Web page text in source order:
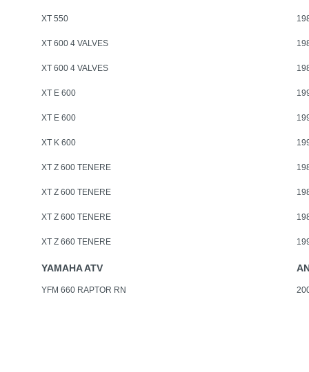
XT 550
XT 600 4 VALVES
XT 600 4 VALVES
XT E 600
XT E 600
XT K 600
XT Z 600 TENERE
XT Z 600 TENERE
XT Z 600 TENERE
XT Z 660 TENERE
YAMAHA ATV
YFM 660 RAPTOR RN